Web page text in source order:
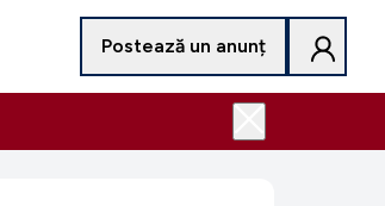
Postează un anunț